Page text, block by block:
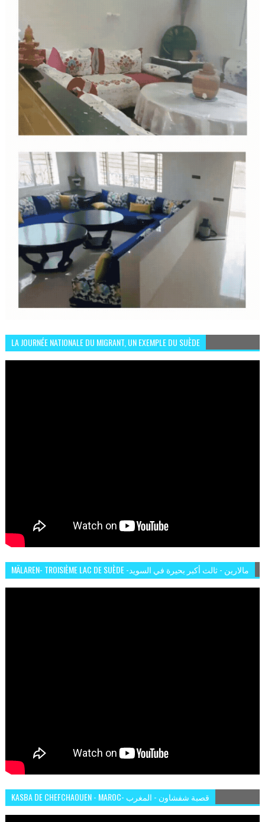
LA JOURNÉE NATIONALE DU MIGRANT, UN EXEMPLE DU SUÈDE
MÄLAREN- TROISIÈME LAC DE SUÈDE -مالارين - ثالث أكبر بحيرة في السويد
KASBA DE CHEFCHAOUEN - MAROC- قصبة شفشاون - المغرب